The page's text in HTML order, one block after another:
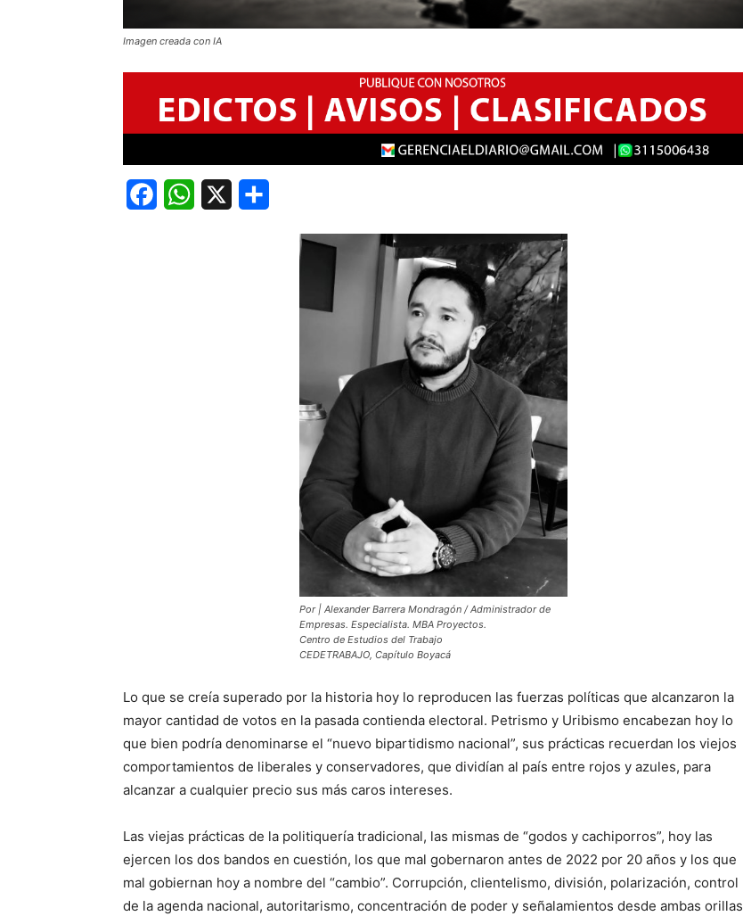
Imagen creada con IA
FacebookWhatsApp
Por | Alexander Barrera Mondragón / Administrador de
Empresas. Especialista. MBA Proyectos.
Centro de Estudios del Trabajo
CEDETRABAJO, Capítulo Boyacá
Lo que se creía superado por la historia hoy lo reproducen las fuerzas políticas que alcanzaron la
mayor cantidad de votos en la pasada contienda electoral. Petrismo y Uribismo encabezan hoy lo
que bien podría denominarse el “nuevo bipartidismo nacional”, sus prácticas recuerdan los viejos
comportamientos de liberales y conservadores, que dividían al país entre rojos y azules, para
alcanzar a cualquier precio sus más caros intereses.
Las viejas prácticas de la politiquería tradicional, las mismas de “godos y cachiporros”, hoy las
ejercen los dos bandos en cuestión, los que mal gobernaron antes de 2022 por 20 años y los que
mal gobiernan hoy a nombre del “cambio”. Corrupción, clientelismo, división, polarización, control
de la agenda nacional, autoritarismo, concentración de poder y señalamientos desde ambas orillas